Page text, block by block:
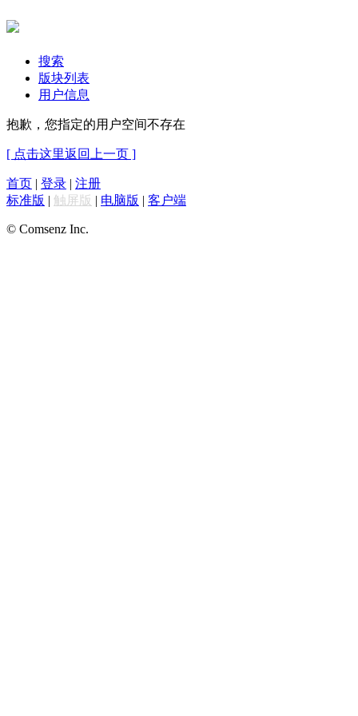
搜索
版块列表
用户信息
抱歉，您指定的用户空间不存在
[ 点击这里返回上一页 ]
首页 | 登录 | 注册
标准版 | 触屏版 | 电脑版 | 客户端
© Comsenz Inc.